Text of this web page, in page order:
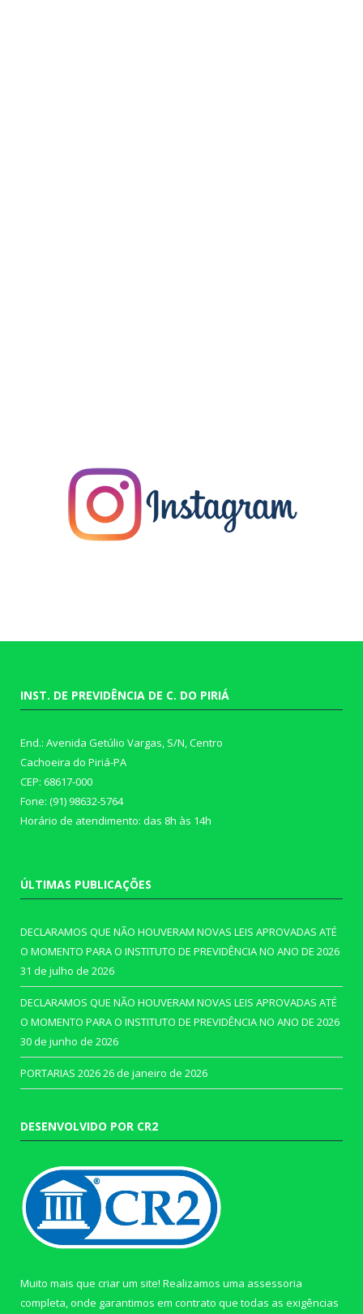
INST. DE PREVIDÊNCIA DE C. DO PIRIÁ
End.: Avenida Getúlio Vargas, S/N, Centro
Cachoeira do Piriá-PA
CEP: 68617-000
Fone: (91) 98632-5764
Horário de atendimento: das 8h às 14h
ÚLTIMAS PUBLICAÇÕES
DECLARAMOS QUE NÃO HOUVERAM NOVAS LEIS APROVADAS ATÉ
O MOMENTO PARA O INSTITUTO DE PREVIDÊNCIA NO ANO DE 2026
31 de julho de 2026
DECLARAMOS QUE NÃO HOUVERAM NOVAS LEIS APROVADAS ATÉ
O MOMENTO PARA O INSTITUTO DE PREVIDÊNCIA NO ANO DE 2026
30 de junho de 2026
PORTARIAS 202626 de janeiro de 2026
DESENVOLVIDO POR CR2
Muito mais que criar um site! Realizamos uma assessoria
completa, onde garantimos em contrato que todas as exigências